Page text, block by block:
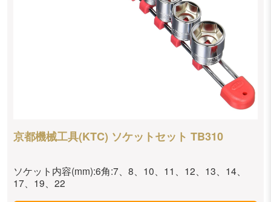
京都機械工具(KTC) ソケットセット TB310
ソケット内容(mm):6角:7、8、10、11、12、13、14、
17、19、22